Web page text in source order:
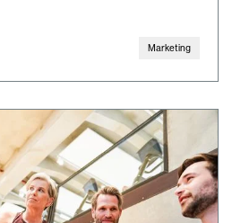
Marketing